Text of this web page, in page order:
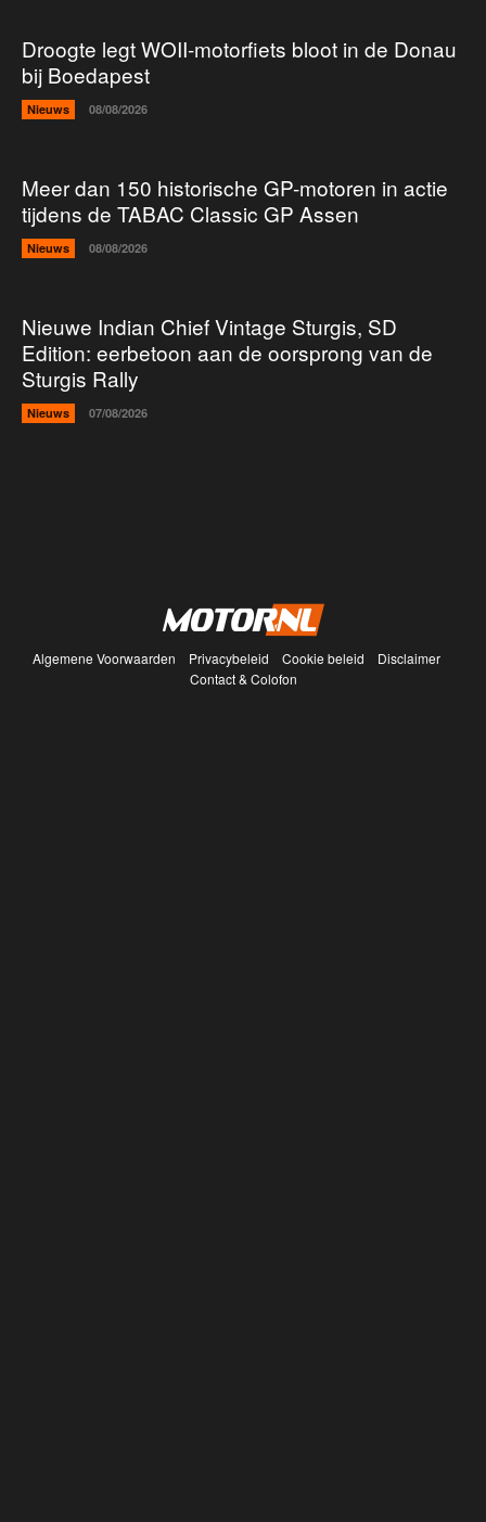
Droogte legt WOII-motorfiets bloot in de Donau
bij Boedapest
Nieuws 08/08/2026
Meer dan 150 historische GP-motoren in actie
tijdens de TABAC Classic GP Assen
Nieuws 08/08/2026
Nieuwe Indian Chief Vintage Sturgis, SD
Edition: eerbetoon aan de oorsprong van de
Sturgis Rally
Nieuws 07/08/2026
Algemene Voorwaarden Privacybeleid Cookie beleid
Disclaimer
Contact & Colofon